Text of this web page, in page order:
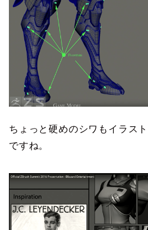
ちょっと硬めのシワもイラス
ですね。